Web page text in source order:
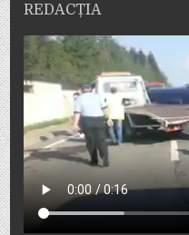
REDACȚIA